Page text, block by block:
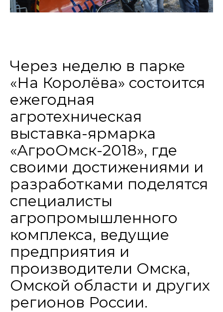
Через неделю в парке
«На Королёва» состоится
ежегодная
агротехническая
выставка-ярмарка
«АгроОмск-2018», где
своими достижениями и
разработками поделятся
специалисты
агропромышленного
комплекса, ведущие
предприятия и
производители Омска,
Омской области и других
регионов России.